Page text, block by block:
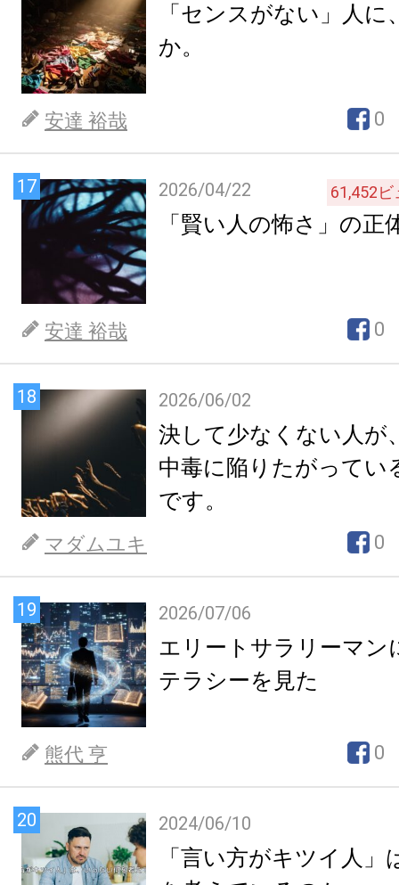
「センスがない」人
か。
安達 裕哉 0
17 2026/04/22 61,452ビ
「賢い人の怖さ」の正
安達 裕哉 0
18 2026/06/02
決して少なくない人が
中毒に陥りたがってい
です。
マダムユキ 0
19 2026/07/06
エリートサラリーマン
テラシーを見た
熊代 亨 0
20 2024/06/10
「言い方がキツイ人